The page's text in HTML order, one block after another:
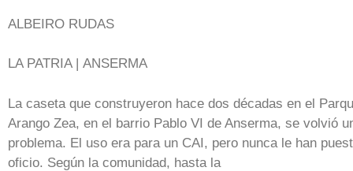
ALBEIRO RUDAS
LA PATRIA | ANSERMA
La caseta que construyeron hace dos décadas en el
Arango Zea, en el barrio Pablo VI de Anserma, se volvió
problema. El uso era para un CAI, pero nunca le han
oficio. Según la comunidad, hasta la